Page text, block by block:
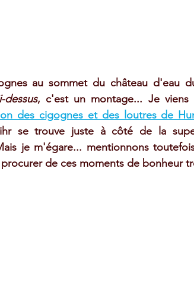
au sommet du château d'eau
dessus, c'est un montage... Je viens
des cigognes et des loutres de
se trouve juste à côté de la
je m'égare... mentionnons
de ces moments de bonheur